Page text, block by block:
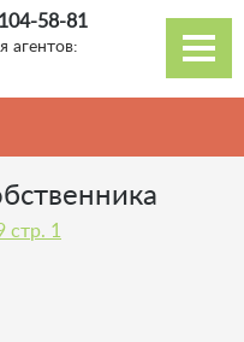
58-81
агентов:
стр. 1